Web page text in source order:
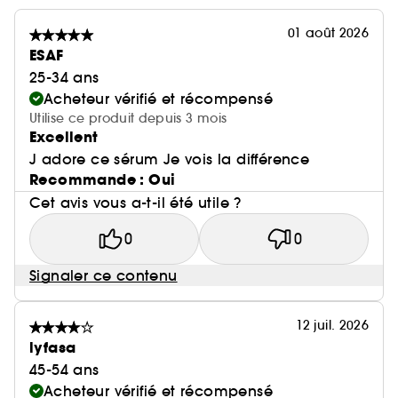
01 août 2026
ESAF
25-34 ans
Acheteur vérifié et récompensé
Utilise ce produit depuis 3 mois
Excellent
J adore ce sérum Je vois la différence
Recommande : Oui
Cet avis vous a-t-il été utile ?
0 0
Signaler ce contenu
12 juil. 2026
lyfasa
45-54 ans
Acheteur vérifié et récompensé